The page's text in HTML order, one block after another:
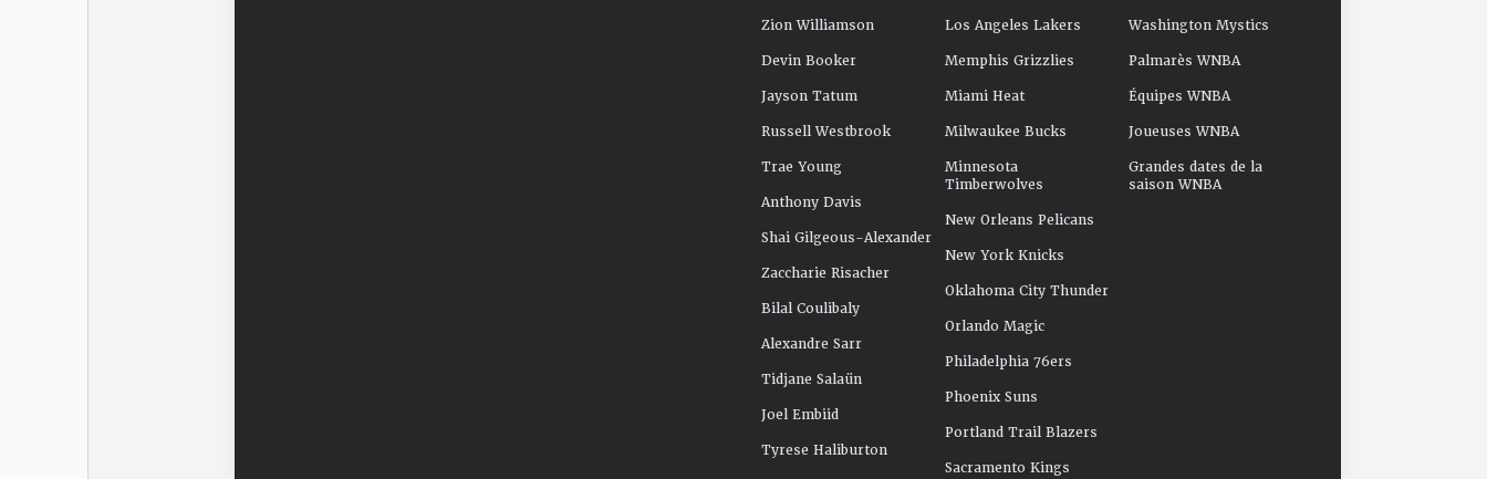
Zion Williamson
Devin Booker
Jayson Tatum
Russell Westbrook
Trae Young
Anthony Davis
Shai Gilgeous-Alexander
Zaccharie Risacher
Bilal Coulibaly
Alexandre Sarr
Tidjane Salaün
Joel Embiid
Tyrese Haliburton
Los Angeles Lakers
Memphis Grizzlies
Miami Heat
Milwaukee Bucks
Minnesota
Timberwolves
New Orleans Pelicans
New York Knicks
Oklahoma City Thunder
Orlando Magic
Philadelphia 76ers
Phoenix Suns
Portland Trail Blazers
Sacramento Kings
Washington Mystics
Palmarès WNBA
Équipes WNBA
Joueuses WNBA
Grandes dates de la
saison WNBA